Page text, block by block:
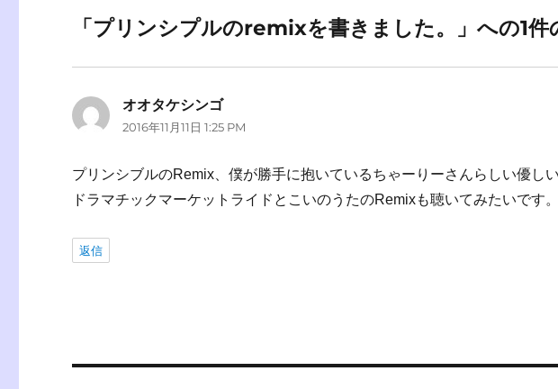
o
k
「プリンシプルのremixを書きました。」への1件
オオタケシンゴよ
り:
2016年11月11日 1:25 PM
プリンシブルのRemix、僕が勝手に抱いているちゃーりーさんらしい優し
ドラマチックマーケットライドとこいのうたのRemixも聴いてみたいです。
返信